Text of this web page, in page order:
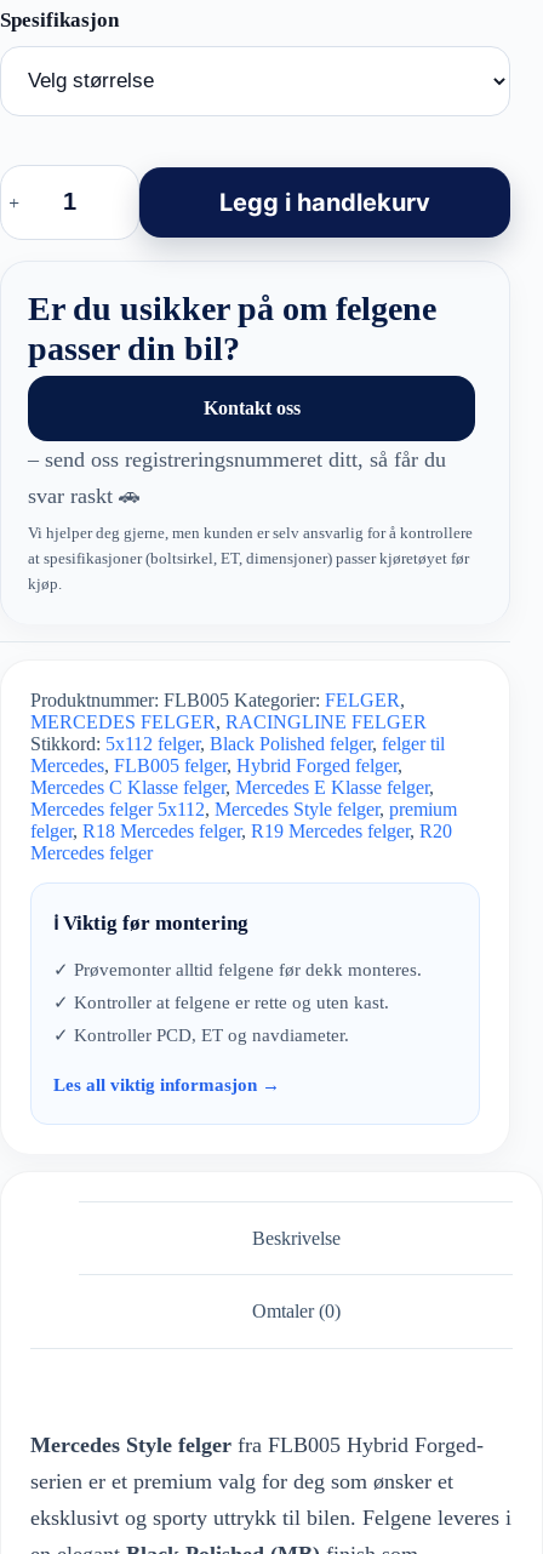
FLB005
Forged
Mercedes
Black
Polished
Legg i handlekurv
Er du usikker på om felgene
passer din bil?
Kontakt oss
– send oss registreringsnummeret ditt, så får du
svar raskt 🚗
Vi hjelper deg gjerne, men kunden er selv ansvarlig for å kontrollere
at spesifikasjoner (boltsirkel, ET, dimensjoner) passer kjøretøyet før
kjøp.
Produktnummer: FLB005 Kategorier: FELGER,
MERCEDES FELGER, RACINGLINE FELGER
Stikkord: 5x112 felger, Black Polished felger, felger til
Mercedes, FLB005 felger, Hybrid Forged felger,
Mercedes C Klasse felger, Mercedes E Klasse felger,
Mercedes felger 5x112, Mercedes Style felger, premium
felger, R18 Mercedes felger, R19 Mercedes felger, R20
Mercedes felger
ℹ️ Viktig før montering
✓ Prøvemonter alltid felgene før dekk monteres.
✓ Kontroller at felgene er rette og uten kast.
✓ Kontroller PCD, ET og navdiameter.
Les all viktig informasjon →
Beskrivelse
Omtaler (0)
Mercedes Style felger fra FLB005 Hybrid Forged-
serien er et premium valg for deg som ønsker et
eksklusivt og sporty uttrykk til bilen. Felgene leveres i